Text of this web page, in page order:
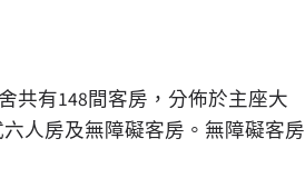
共有148間客房，分佈於主座大
人房及無障礙客房。無障礙客房